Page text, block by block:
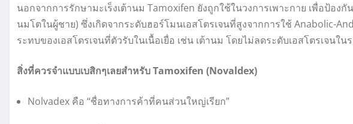
นอกจากการรักษามะเร็งเต้านม Tamoxifen ยังถูกใช้ในวงการเพาะกาย เพื่อป้อง
นมโตในผู้ชาย) ซึ่งเกิดจากระดับฮอร์โมนเอสโตรเจนที่สูงจากการใช้ Anabolic-
ระทบของเอสโตรเจนที่ตัวรับในเนื้อเยื่อ เช่น เต้านม โดยไม่ลดระดับเอสโตรเจนใ
สิ่งที่ควรจำแบบเบสิกๆเลยสำหรับ Tamoxifen (Novaldex)
Nolvadex คือ “ชื่อทางการค้าที่คนส่วนใหญ่เรียก”